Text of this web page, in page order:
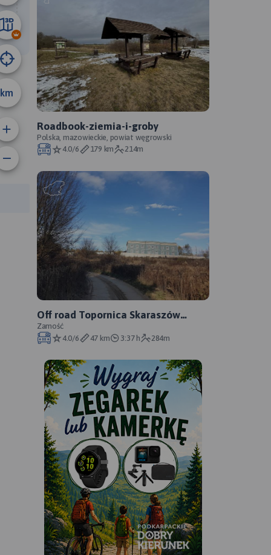
km
km
Roadbook-ziemia-i-groby
Polska, mazowieckie, powiat węgrowski
4.0/6
179 km 214m
Off road Topornica Skaraszów
Wojda Czarnowodawoda Lipsko
Topornica
Zamość
4.0/6
47 km 3:37 h 284m